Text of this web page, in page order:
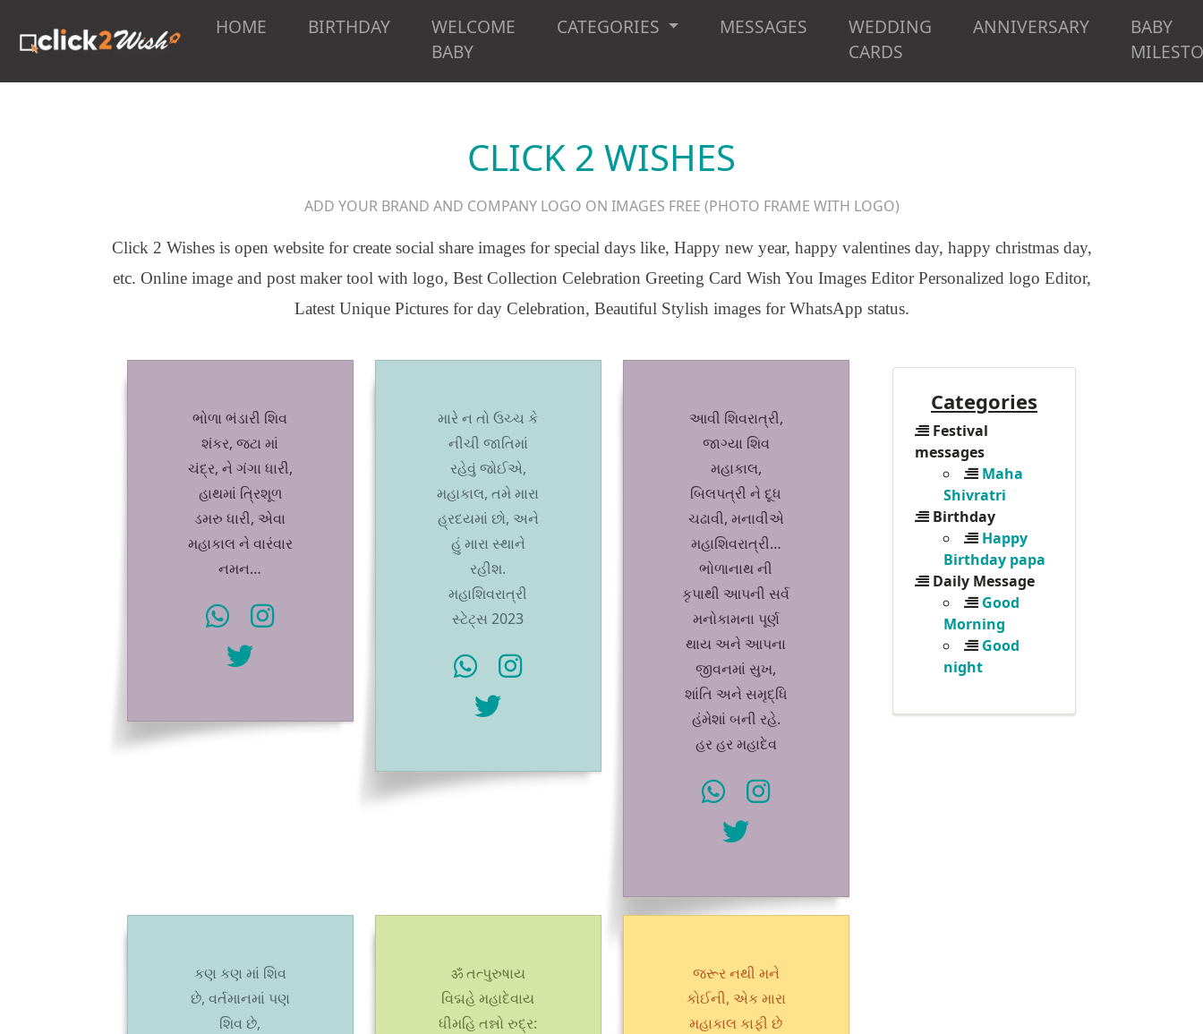
HOME BIRTHDAY
WELCOME
BABY
CATEGORIES MESSAGES
WEDDING
CARDS
ANNIVERSARY
BABY
CLICK 2 WISHES
ADD YOUR BRAND AND COMPANY LOGO ON IMAGES FREE (PHOTO FRAME WITH LOGO)
Click 2 Wishes is open website for create social share images for special days like, Happy new year, happy valentines day, happy christmas day,
etc. Online image and post maker tool with logo, Best Collection Celebration Greeting Card Wish You Images Editor Personalized logo Editor,
Latest Unique Pictures for day Celebration, Beautiful Stylish images for WhatsApp status.
ભોળા ભંડારી શિવ
શંકર, જટા માં
ચંદ્ર, ને ગંગા ધારી,
હાથમાં ત્રિશૂળ
ડમરુ ધારી, એવા
મહાકાલ ને વારંવાર
નમન…
મારે ન તો ઉચ્ચ કે
નીચી જાતિમાં
રહેવું જોઈએ,
મહાકાલ, તમે મારા
હ્રદયમાં છો, અને
હું મારા સ્થાને
રહીશ.
મહાશિવરાત્રી
સ્ટેટ્સ 2023
આવી શિવરાત્રી,
જાગ્યા શિવ
મહાકાલ,
બિલપત્રી ને દૂધ
ચઢાવી, મનાવીએ
મહાશિવરાત્રી…
ભોળાનાથ ની
કૃપાથી આપની સર્વ
મનોકામના પૂર્ણ
થાય અને આપના
જીવનમાં સુખ,
શાંતિ અને સમૃદ્ધિ
હંમેશાં બની રહે.
હર હર મહાદેવ
કણ કણ માં શિવ
છે, વર્તમાનમાં પણ
શિવ છે,
ॐ તત્પુરુષાય
વિદ્મહે મહાદેવાય
ધીમહિ તન્નો રુદ્ર:
જરૂર નથી મને
કોઈની, એક મારા
મહાકાલ કાફી છે
Categories
Festival
messages
Maha
Shivratri
Birthday
Happy
Birthday papa
Daily Message
Good
Morning
Good
night